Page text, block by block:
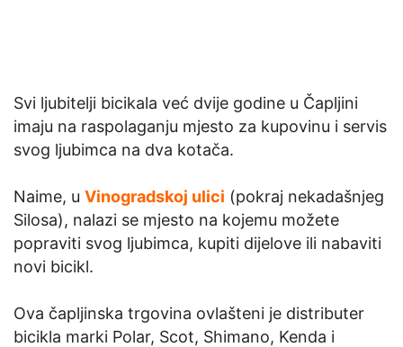
Svi ljubitelji bicikala već dvije godine u Čapljini
imaju na raspolaganju mjesto za kupovinu i servis
svog ljubimca na dva kotača.
Naime, u Vinogradskoj ulici (pokraj nekadašnjeg
Silosa), nalazi se mjesto na kojemu možete
popraviti svog ljubimca, kupiti dijelove ili nabaviti
novi bicikl.
Ova čapljinska trgovina ovlašteni je distributer
bicikla marki Polar, Scot, Shimano, Kenda i